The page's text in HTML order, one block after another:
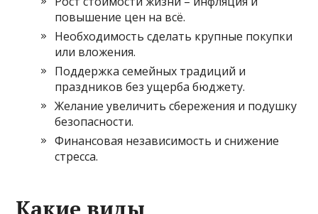
повышение цен на всё.
Необходимость сделать крупные покупки
или вложения.
Поддержка семейных традиций и
праздников без ущерба бюджету.
Желание увеличить сбережения и подушку
безопасности.
Финансовая независимость и снижение
стресса.
Какие виды